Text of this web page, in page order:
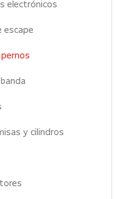
electrónicos
escape
pernos
y cilindros